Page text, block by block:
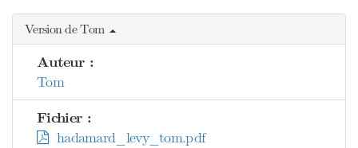
Version de Tom
Auteur :
Tom
Fichier :
hadamard_levy_tom.pdf